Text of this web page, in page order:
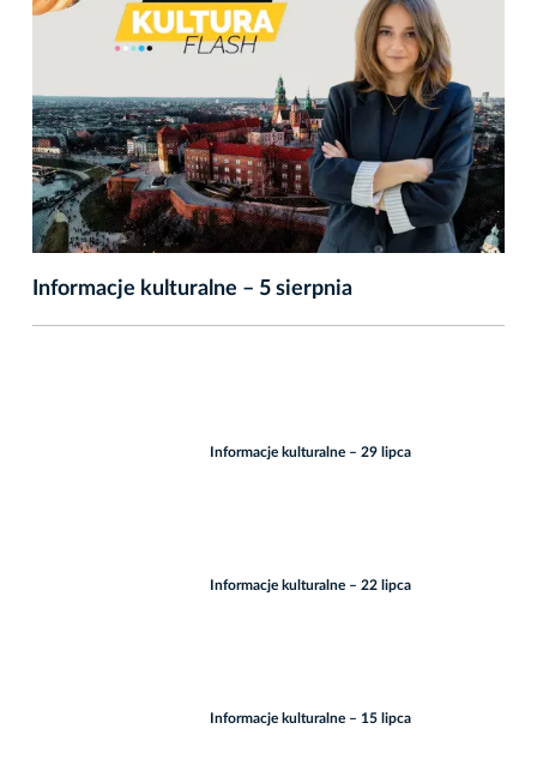
Informacje kulturalne – 5 sierpnia
Informacje kulturalne – 29 lipca
Informacje kulturalne – 22 lipca
Informacje kulturalne – 15 lipca